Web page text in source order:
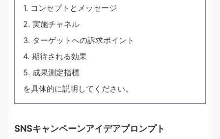
1. コンセプトとメッセージ
2. 実施チャネル
3. ターゲットへの訴求ポイント
4. 期待される効果
5. 成果測定指標
を具体的に説明してください。
SNSキャンペーンアイデアプロンプト